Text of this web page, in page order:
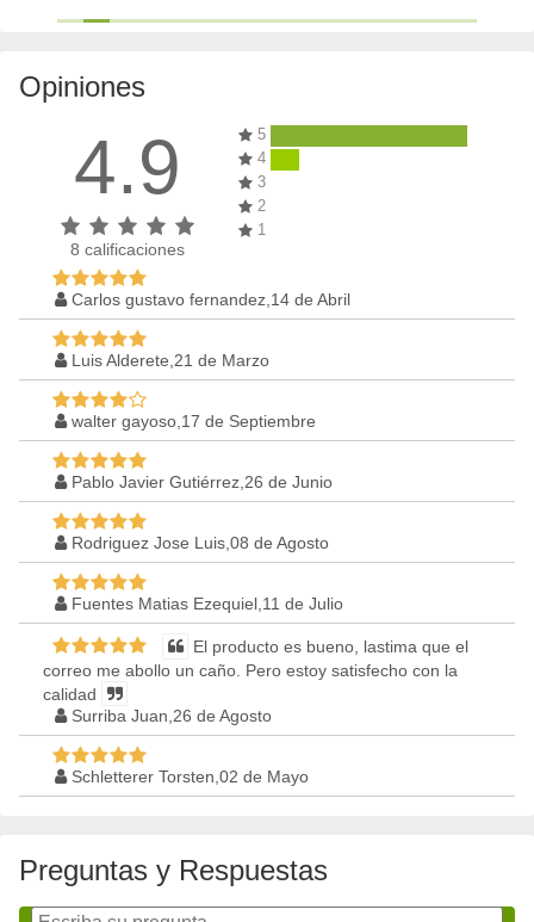
Opiniones
4.9
8 calificaciones
5
4
3
2
1
Carlos gustavo fernandez,14 de Abril
Luis Alderete,21 de Marzo
walter gayoso,17 de Septiembre
Pablo Javier Gutiérrez,26 de Junio
Rodriguez Jose Luis,08 de Agosto
Fuentes Matias Ezequiel,11 de Julio
El producto es bueno, lastima que el
correo me abollo un caño. Pero estoy satisfecho con la
calidad
Surriba Juan,26 de Agosto
Schletterer Torsten,02 de Mayo
Preguntas y Respuestas